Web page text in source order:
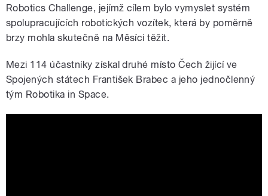
Robotics Challenge, jejímž cílem bylo vymyslet systém
spolupracujících robotických vozítek, která by poměrně
brzy mohla skutečně na Měsíci těžit.
Mezi 114 účastníky získal druhé místo Čech žijící ve
Spojených státech František Brabec a jeho jednočlenný
tým Robotika in Space.